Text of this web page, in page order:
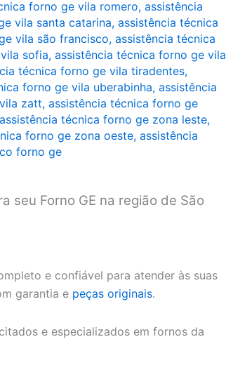
forno ge vila romero, assistência
vila santa catarina, assistência técnica
vila são francisco, assistência técnica
sofia, assistência técnica forno ge vila
técnica forno ge vila tiradentes,
forno ge vila uberabinha, assistência
zatt, assistência técnica forno ge
assistência técnica forno ge zona leste,
forno ge zona oeste, assistência
forno ge
seu Forno GE na região de São
e confiável para atender às suas
garantia e peças originais.
e especializados em fornos da